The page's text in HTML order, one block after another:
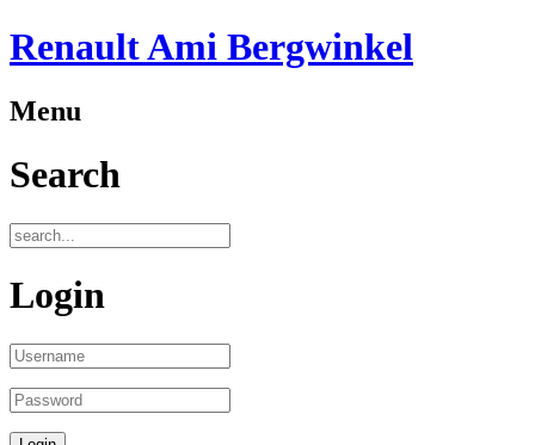
Renault Ami Bergwinkel
Menu
Search
Login